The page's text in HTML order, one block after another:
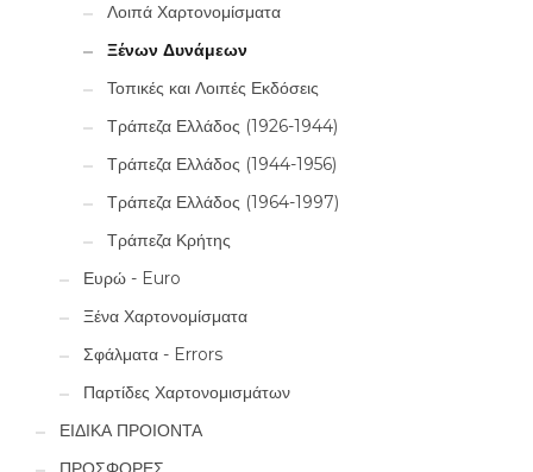
Λοιπά Χαρτονομίσματα
Ξένων Δυνάμεων
Τοπικές και Λοιπές Εκδόσεις
Τράπεζα Ελλάδος (1926-1944)
Τράπεζα Ελλάδος (1944-1956)
Τράπεζα Ελλάδος (1964-1997)
Τράπεζα Κρήτης
Ευρώ - Euro
Ξένα Χαρτονομίσματα
Σφάλματα - Errors
Παρτίδες Χαρτονομισμάτων
ΕΙΔΙΚΑ ΠΡΟΙΟΝΤΑ